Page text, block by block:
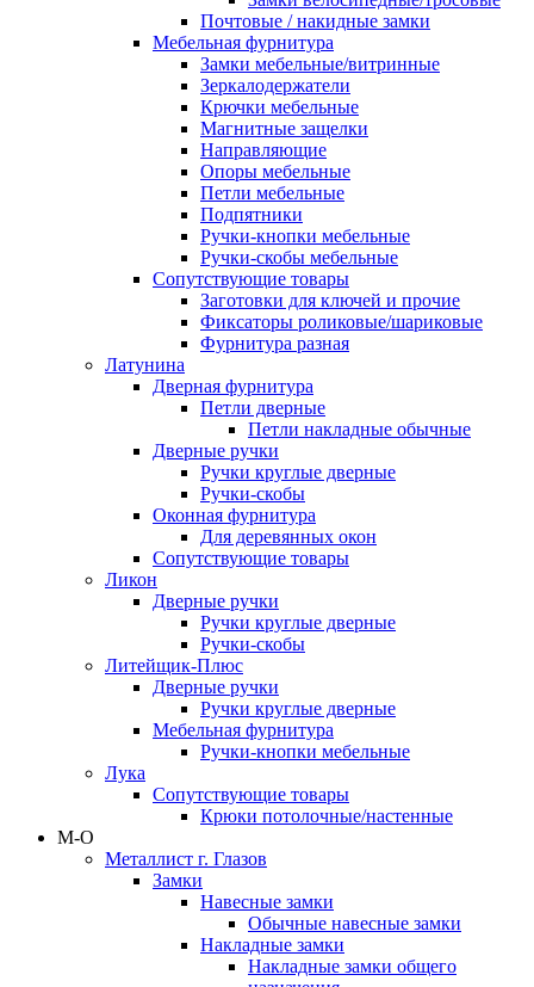
Почтовые / накидные замки
Мебельная фурнитура
Замки мебельные/витринные
Зеркалодержатели
Крючки мебельные
Магнитные защелки
Направляющие
Опоры мебельные
Петли мебельные
Подпятники
Ручки-кнопки мебельные
Ручки-скобы мебельные
Сопутствующие товары
Заготовки для ключей и прочие
Фиксаторы роликовые/шариковые
Фурнитура разная
Латунина
Дверная фурнитура
Петли дверные
Петли накладные обычные
Дверные ручки
Ручки круглые дверные
Ручки-скобы
Оконная фурнитура
Для деревянных окон
Сопутствующие товары
Ликон
Дверные ручки
Ручки круглые дверные
Ручки-скобы
Литейщик-Плюс
Дверные ручки
Ручки круглые дверные
Мебельная фурнитура
Ручки-кнопки мебельные
Лука
Сопутствующие товары
Крюки потолочные/настенные
М-О
Металлист г. Глазов
Замки
Навесные замки
Обычные навесные замки
Накладные замки
Накладные замки общего